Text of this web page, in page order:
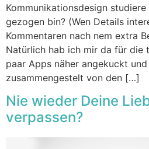
Kommunikationsdesign studiere
gezogen bin? (Wen Details
Kommentaren nach nem extra
Natürlich hab ich mir da für die
paar Apps näher angekuckt
zusammengestelt von den […]
Nie wieder Deine
verpassen?